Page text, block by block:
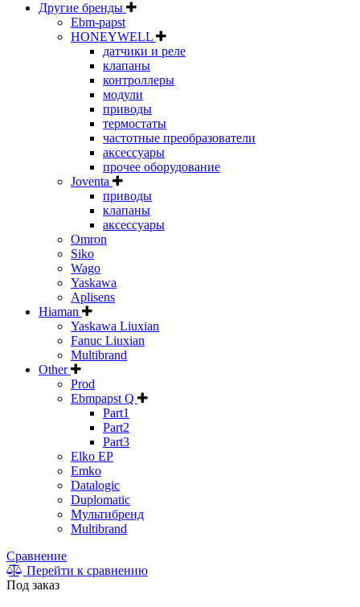
Другие бренды
Ebm-papst
HONEYWELL
датчики и реле
клапаны
контроллеры
модули
приводы
термостаты
частотные преобразователи
аксессуары
прочее оборудование
Joventa
приводы
клапаны
аксессуары
Omron
Siko
Wago
Yaskawa
Aplisens
Hiaman
Yaskawa Liuxian
Fanuc Liuxian
Multibrand
Other
Prod
Ebmpapst Q
Part1
Part2
Part3
Elko EP
Emko
Datalogic
Duplomatic
Мультибренд
Multibrand
Сравнение
Перейти к сравнению
Под заказ